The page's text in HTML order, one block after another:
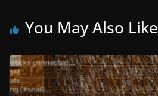
You May Also Like